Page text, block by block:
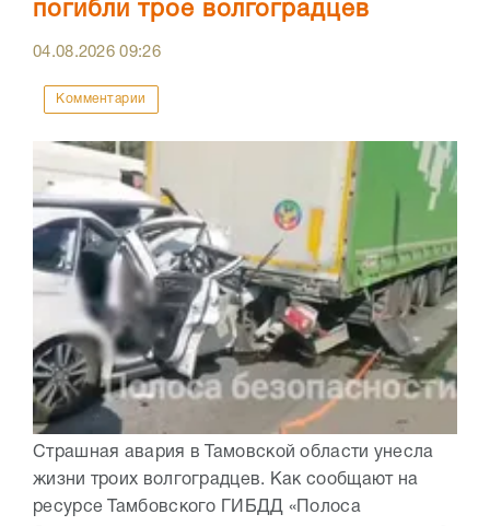
погибли трое волгоградцев
04.08.202609:26
Комментарии
Страшная авария в Тамовской области унесла
жизни троих волгоградцев. Как сообщают на
ресурсе Тамбовского ГИБДД «Полоса